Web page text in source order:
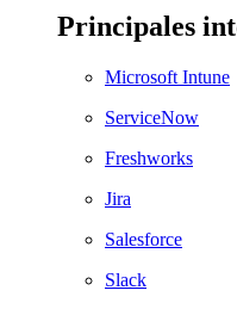
Principales
Microsoft Intune
ServiceNow
Freshworks
Jira
Salesforce
Slack